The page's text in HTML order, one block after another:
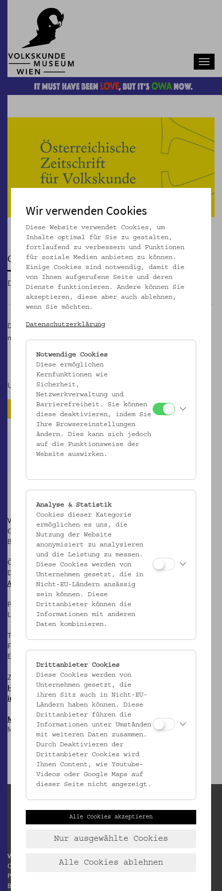
Pause
ONLINE
Die Ausgaben der ÖZV online lesen
Die ÖZV ist mit Erscheinen des gedruckten Heftes auch online
nutzbar:oezv.volkskundemuseum.at
Unterstützt durch
Volkskundemuseum Wien
Otto Wagner Areal, Pavillon 1
Baumgartner Höhe 1, 1140 Wien
Öffnungszeiten:
Di-Fr: 10-17 Uhr
Anfahrt
Postanschrift:
Laudongasse 15-19, 1080 Wien
T: +43 1 406 89 05
F: +43 1 406 89 05.88
E:
Zum Newsletter:
HIER anmelden &
informiert bleiben!
Mostothek@ OWA
Mai-Sep: Dienstags, 17 Uhr
Volkskundemuseum Wien
Otto Wagner Areal
Pavillon 1
Baumgartner Höhe 1
Wir verwenden Cookies
Diese Website verwendet Cookies, um
Inhalte optimal für Sie zu gestalten,
fortlaufend zu verbessern und Funktionen
für soziale Medien anbieten zu können.
Einige Cookies sind notwendig, damit die
von Ihnen aufgerufene Seite und deren
Dienste funktionieren. Andere können Sie
akzeptieren, diese aber auch ablehnen,
wenn Sie möchten.
Datenschutzerklärung
Notwendige Cookies
Diese ermöglichen
Kernfunktionen wie
Sicherheit,
Netzwerkverwaltung und
Barrierefreiheit. Sie können
diese deaktivieren, indem Sie
Ihre Browsereinstellungen
ändern. Dies kann sich jedoch
auf die Funktionsweise der
Website auswirken.
Analyse & Statistik
Cookies dieser Kategorie
ermöglichen es uns, die
Nutzung der Website
anonymisiert zu analysieren
und die Leistung zu messen.
Diese Cookies werden von
Unternehmen gesetzt, die in
Nicht-EU-Ländern ansässig
sein können. Diese
Drittanbieter können die
Informationen mit anderen
Daten kombinieren.
Drittanbieter Cookies
Diese Cookies werden von
Unternehmen gesetzt, die
ihren Sitz auch in Nicht-EU-
Ländern haben können. Diese
Drittanbieter führen die
Informationen unter Umständen
mit weiteren Daten zusammen.
Durch Deaktivieren der
Drittanbieter Cookies wird
Ihnen Content, wie Youtube-
Videos oder Google Maps auf
dieser Seite nicht angezeigt.
Alle Cookies akzeptieren
Nur ausgewählte Cookies
Alle Cookies ablehnen